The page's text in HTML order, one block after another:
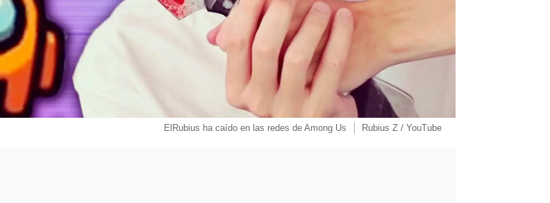
ElRubius ha caído en las redes de Among Us Rubius Z / YouTube